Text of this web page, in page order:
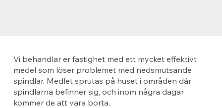
Vi behandlar er fastighet med ett mycket effektivt
medel som löser problemet med nedsmutsande
spindlar. Medlet sprutas på huset i områden där
spindlarna befinner sig, och inom några dagar
kommer de att vara borta.